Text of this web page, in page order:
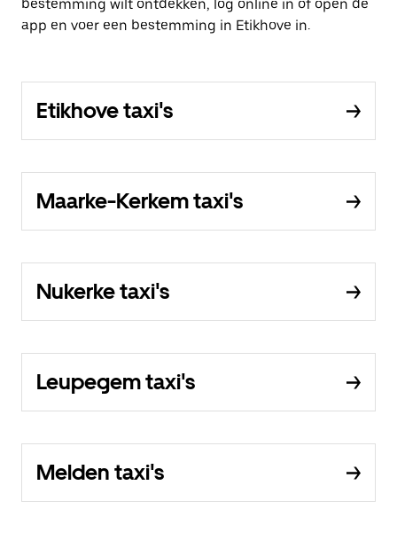
bestemming wilt ontdekken, log online in of open de
app en voer een bestemming in Etikhove in.
Etikhove taxi's
Maarke-Kerkem taxi's
Nukerke taxi's
Leupegem taxi's
Melden taxi's